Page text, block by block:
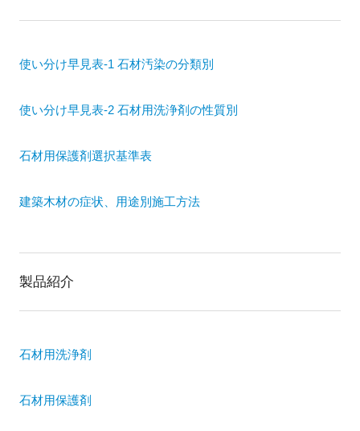
使い分け早見表-1 石材汚染の分類別
使い分け早見表-2 石材用洗浄剤の性質別
石材用保護剤選択基準表
建築木材の症状、用途別施工方法
製品紹介
石材用洗浄剤
石材用保護剤